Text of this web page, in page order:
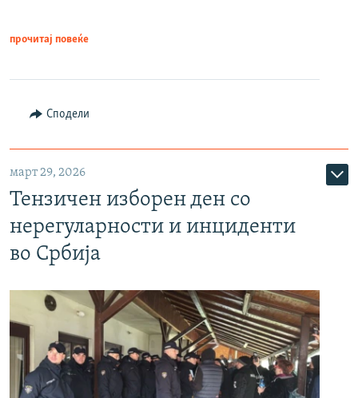
прочитај повеќе
Сподели
март 29, 2026
Тензичен изборен ден со
нерегуларности и инциденти
во Србија